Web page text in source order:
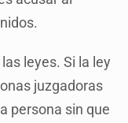
leyes. Si la ley
juzgadoras
persona sin que